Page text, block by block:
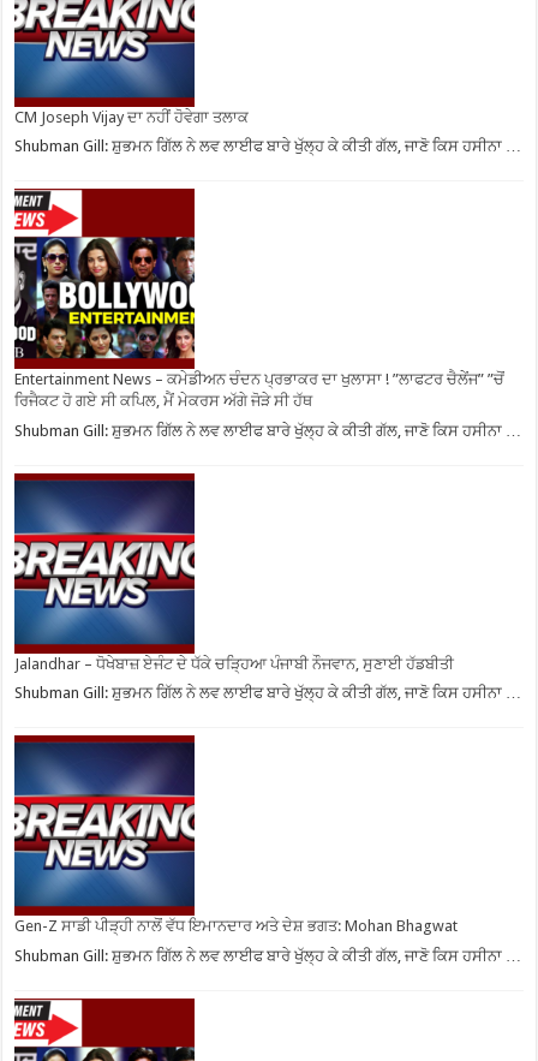
CM Joseph Vijay ਦਾ ਨਹੀਂ ਹੋਵੇਗਾ ਤਲਾਕ
Shubman Gill: ਸ਼ੁਭਮਨ ਗਿੱਲ ਨੇ ਲਵ ਲਾਈਫ ਬਾਰੇ ਖੁੱਲ੍ਹ ਕੇ ਕੀਤੀ ਗੱਲ, ਜਾਣੋ ਕਿਸ ਹਸੀਨਾ …
Entertainment News – ਕਮੇਡੀਅਨ ਚੰਦਨ ਪ੍ਰਭਾਕਰ ਦਾ ਖੁਲਾਸਾ ! ”ਲਾਫਟਰ ਚੈਲੇਂਜ” ”ਚੋਂ
ਰਿਜੈਕਟ ਹੋ ਗਏ ਸੀ ਕਪਿਲ, ਮੈਂ ਮੇਕਰਸ ਅੱਗੇ ਜੋੜੇ ਸੀ ਹੱਥ
Shubman Gill: ਸ਼ੁਭਮਨ ਗਿੱਲ ਨੇ ਲਵ ਲਾਈਫ ਬਾਰੇ ਖੁੱਲ੍ਹ ਕੇ ਕੀਤੀ ਗੱਲ, ਜਾਣੋ ਕਿਸ ਹਸੀਨਾ …
Jalandhar – ਧੋਖੇਬਾਜ਼ ਏਜੰਟ ਦੇ ਧੱਕੇ ਚੜ੍ਹਿਆ ਪੰਜਾਬੀ ਨੌਜਵਾਨ, ਸੁਣਾਈ ਹੱਡਬੀਤੀ
Shubman Gill: ਸ਼ੁਭਮਨ ਗਿੱਲ ਨੇ ਲਵ ਲਾਈਫ ਬਾਰੇ ਖੁੱਲ੍ਹ ਕੇ ਕੀਤੀ ਗੱਲ, ਜਾਣੋ ਕਿਸ ਹਸੀਨਾ …
Gen-Z ਸਾਡੀ ਪੀੜ੍ਹੀ ਨਾਲੋਂ ਵੱਧ ਇਮਾਨਦਾਰ ਅਤੇ ਦੇਸ਼ ਭਗਤ: Mohan Bhagwat
Shubman Gill: ਸ਼ੁਭਮਨ ਗਿੱਲ ਨੇ ਲਵ ਲਾਈਫ ਬਾਰੇ ਖੁੱਲ੍ਹ ਕੇ ਕੀਤੀ ਗੱਲ, ਜਾਣੋ ਕਿਸ ਹਸੀਨਾ …